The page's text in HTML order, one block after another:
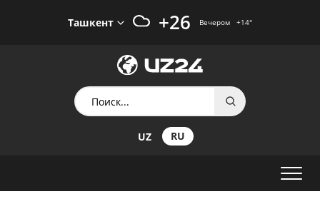
Ташкент +26 Вечером +14°
UZ RU